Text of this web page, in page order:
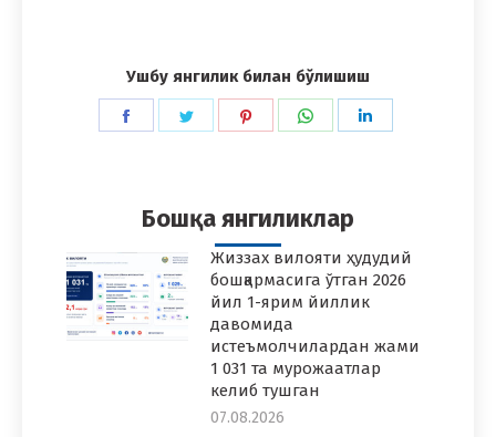
Ушбу янгилик билан бўлишиш
Share
Share
Share
Share
Бошқа янгиликлар
Жиззах вилояти ҳудудий
бошқармасига ўтган 2026
йил 1-ярим йиллик
давомида
истеъмолчилардан жами
1 031 та мурожаатлар
келиб тушган
07.08.2026